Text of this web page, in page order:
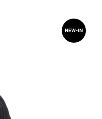
NEW-IN